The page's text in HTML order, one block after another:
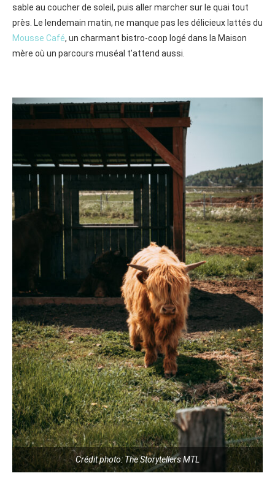
sable au coucher de soleil, puis aller marcher sur le quai tout
près. Le lendemain matin, ne manque pas les délicieux lattés du
Mousse Café, un charmant bistro-coop logé dans la Maison
mère où un parcours muséal t’attend aussi.
Crédit photo: The Storytellers MTL